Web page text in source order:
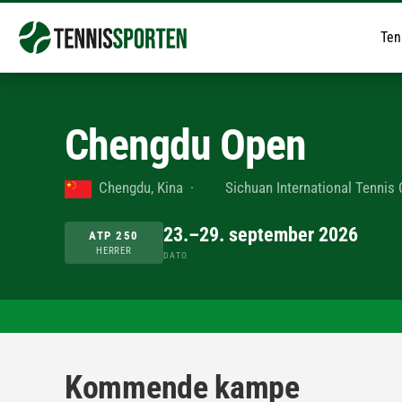
Chengdu Open
Chengdu, Kina · Sichuan International Tennis
ATP 250
HERRER
23.–29. september 2026
DATO
Kommende kampe